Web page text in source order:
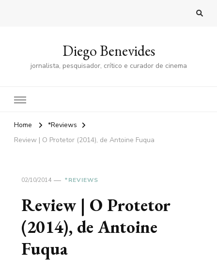
Diego Benevides
jornalista, pesquisador, crítico e curador de cinema
Home
*Reviews
Review | O Protetor (2014), de Antoine Fuqua
02/10/2014 *REVIEWS
Review | O Protetor
(2014), de Antoine
Fuqua